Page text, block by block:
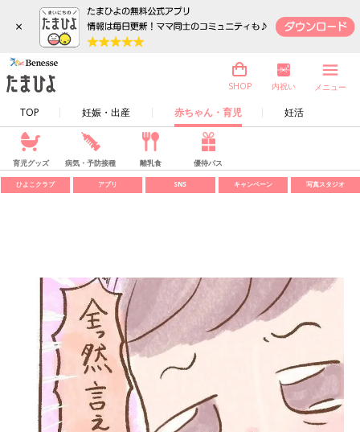
×
TOP 妊娠・出産 赤ちゃん・育児 妊活
SHOP 内祝い メニュー
育児グッズ 病気・予防接種 離乳食 優待パス
ひよこクラブ アプリ SNS キャンペーン 写真スタジオ